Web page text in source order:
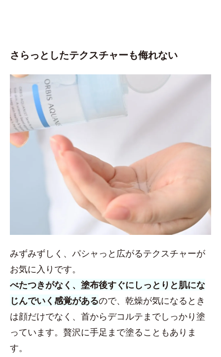
さらっとしたテクスチャーも侮れない
みずみずしく、パシャっと広がるテクスチャーが
お気に入りです。
べたつきがなく、塗布後すぐにしっとりと肌にな
じんでいく感覚があるので、乾燥が気になるとき
は顔だけでなく、首からデコルテまでしっかり塗
っています。贅沢に手足まで塗ることもありま
す。